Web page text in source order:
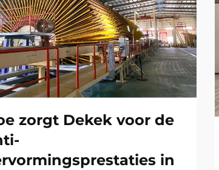
zorgt Dekek voor de
in